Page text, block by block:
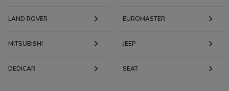
LAND ROVER EUROMASTER
MITSUBISHI JEEP
DEDICAR SEAT